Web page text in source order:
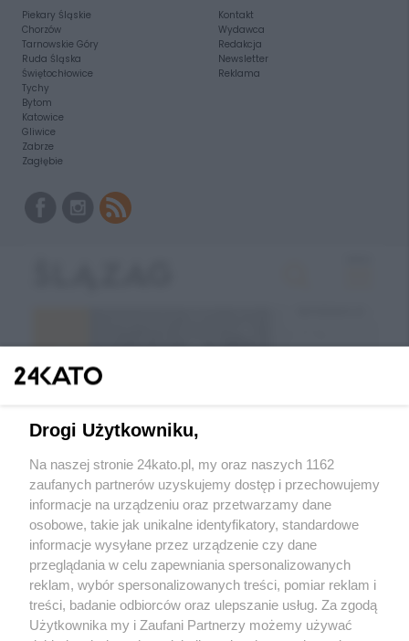
Piekary Śląskie
Chorzów
Tarnowskie Góry
Ruda Śląska
Świętochłowice
Tychy
Bytom
Katowice
Gliwice
Zabrze
Zagłębie
Kontakt
Wydawca
Redakcja
Newsletter
Reklama
Wróć do strony głównej
ślązag.pl
0%
Drogi Użytkowniku,
Na naszej stronie 24kato.pl, my oraz naszych 1162
zaufanych partnerów uzyskujemy dostęp i przechowujemy
informacje na urządzeniu oraz przetwarzamy dane
osobowe, takie jak unikalne identyfikatory, standardowe
informacje wysyłane przez urządzenie czy dane
przeglądania w celu zapewniania spersonalizowanych
reklam, wybór spersonalizowanych treści, pomiar reklam i
treści, badanie odbiorców oraz ulepszanie usług. Za zgodą
Użytkownika my i Zaufani Partnerzy możemy używać